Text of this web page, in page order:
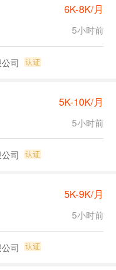
6K-8K/月
5小时前
司
5K-10K/月
5小时前
司
5K-9K/月
5小时前
司